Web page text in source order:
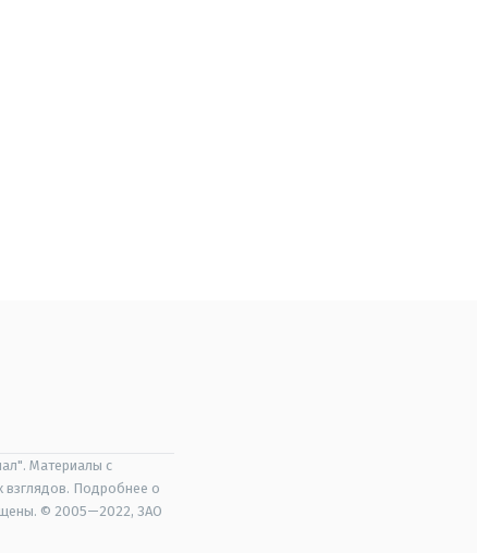
Материалы с
взглядов. Подробнее о
© 2005—2022, ЗАО